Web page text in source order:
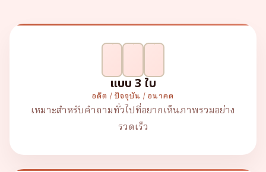
แบบ 3 ใบ
อดีต / ปัจจุบัน / อนาคต
เหมาะสำหรับคำถามทั่วไปที่อยากเห็นภาพรวมอย่าง
รวดเร็ว